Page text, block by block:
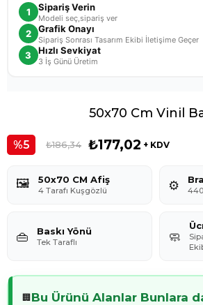
1 Sipariş Verin
Modeli seç,sipariş ver
2 Grafik Onayı
Sipariş Sonrası Tasarım Ekibi İletişime Geçer
3 Hızlı Sevkiyat
3 İş Günü Üretim
50x70 Cm Vinil
5 ₺186,34 ₺177,02 + KDV
🖼️ 50x70 CM Afiş
4 Tarafı Kuşgözlü ⚙️
👜 Baskı Yönü
Tek Taraflı 🧼
🏢Bu Ürünü Alanlar Bunlara